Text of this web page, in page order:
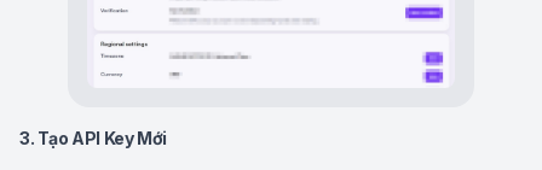
3. Tạo API Key Mới